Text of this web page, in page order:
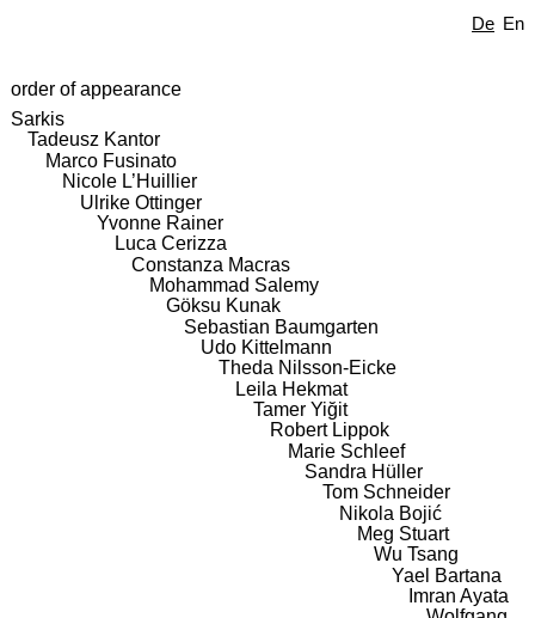
De En
order of appearance
Sarkis
Tadeusz Kantor
Marco Fusinato
Nicole L’Huillier
Ulrike Ottinger
Yvonne Rainer
Luca Cerizza
Constanza Macras
Mohammad Salemy
Göksu Kunak
Sebastian Baumgarten
Udo Kittelmann
Theda Nilsson-Eicke
Leila Hekmat
Tamer Yiğit
Robert Lippok
Marie Schleef
Sandra Hüller
Tom Schneider
Nikola Bojić
Meg Stuart
Wu Tsang
Yael Bartana
Imran Ayata